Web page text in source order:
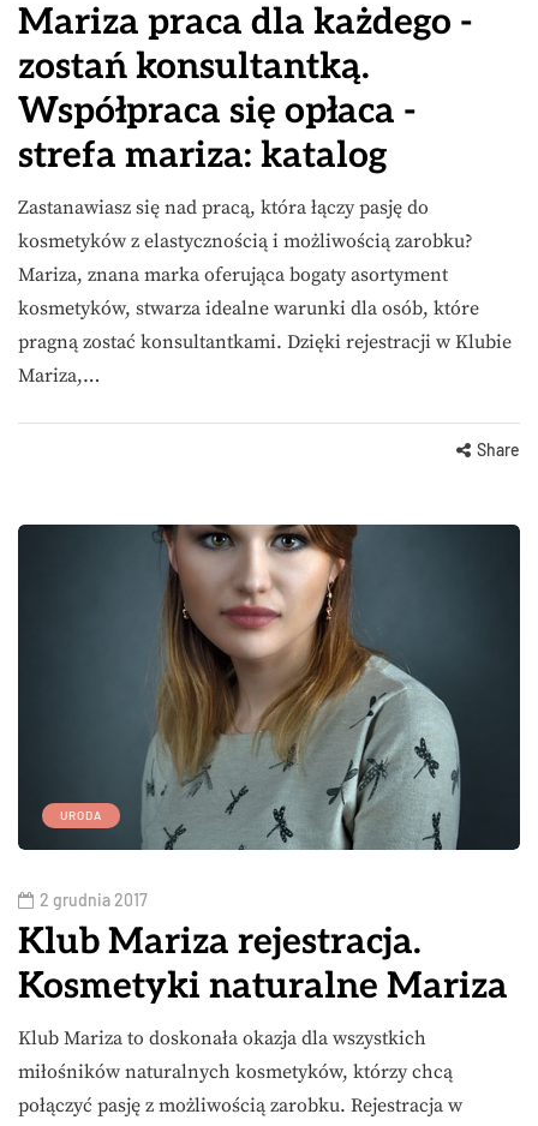
Mariza praca dla każdego -
zostań konsultantką.
Współpraca się opłaca -
strefa mariza: katalog
Zastanawiasz się nad pracą, która łączy pasję do
kosmetyków z elastycznością i możliwością zarobku?
Mariza, znana marka oferująca bogaty asortyment
kosmetyków, stwarza idealne warunki dla osób, które
pragną zostać konsultantkami. Dzięki rejestracji w Klubie
Mariza,…
Share
URODA
2 grudnia 2017
Klub Mariza rejestracja.
Kosmetyki naturalne Mariza
Klub Mariza to doskonała okazja dla wszystkich
miłośników naturalnych kosmetyków, którzy chcą
połączyć pasję z możliwością zarobku. Rejestracja w